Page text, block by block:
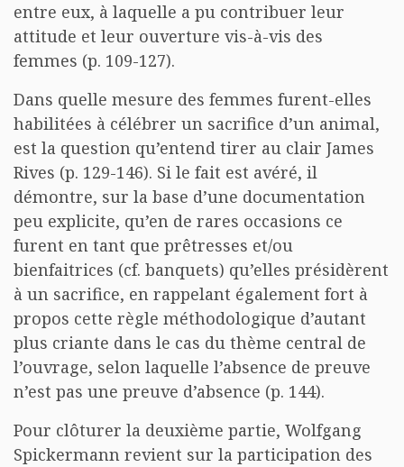
entre eux, à laquelle a pu contribuer leur
attitude et leur ouverture vis-à-vis des
femmes (p. 109-127).
Dans quelle mesure des femmes furent-elles
habilitées à célébrer un sacrifice d’un animal,
est la question qu’entend tirer au clair James
Rives (p. 129-146). Si le fait est avéré, il
démontre, sur la base d’une documentation
peu explicite, qu’en de rares occasions ce
furent en tant que prêtresses et/ou
bienfaitrices (cf. banquets) qu’elles présidèrent
à un sacrifice, en rappelant également fort à
propos cette règle méthodologique d’autant
plus criante dans le cas du thème central de
l’ouvrage, selon laquelle l’absence de preuve
n’est pas une preuve d’absence (p. 144).
Pour clôturer la deuxième partie, Wolfgang
Spickermann revient sur la participation des